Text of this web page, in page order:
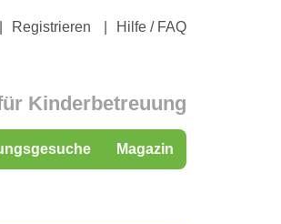
Registrieren Hilfe / FAQ
Kinderbetreuung
Magazin